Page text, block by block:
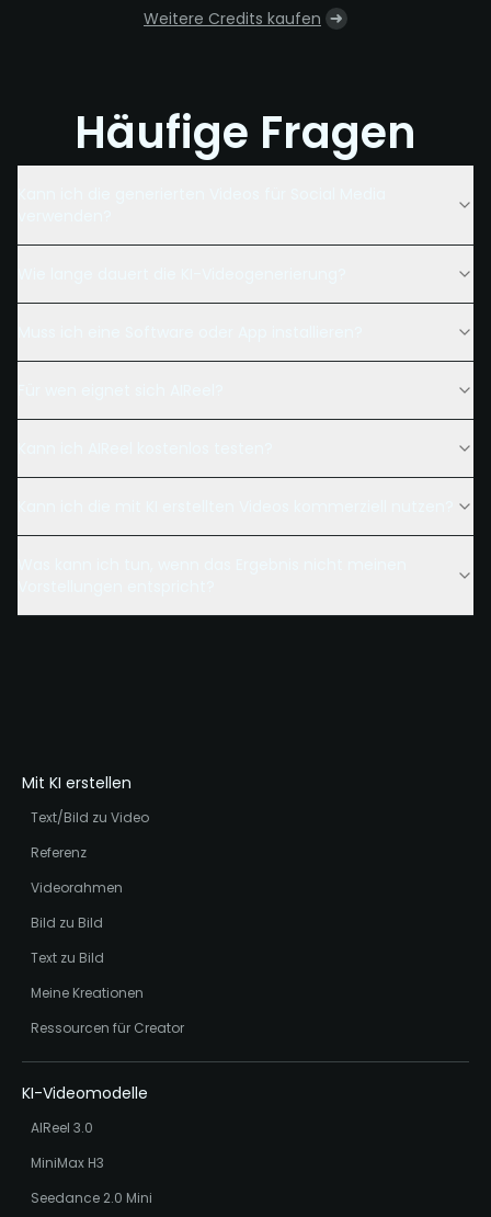
Weitere Credits kaufen
Häufige Fragen
Mit KI erstellen
Text/Bild zu Video
Referenz
Videorahmen
Bild zu Bild
Text zu Bild
Meine Kreationen
Ressourcen für Creator
KI-Videomodelle
AIReel 3.0
MiniMax H3
Seedance 2.0 Mini